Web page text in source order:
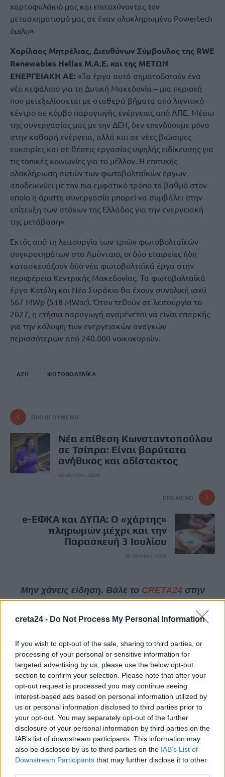
creta24 - Do Not Process My Personal Information
If you wish to opt-out of the sale, sharing to third parties, or
processing of your personal or sensitive information for
targeted advertising by us, please use the below opt-out
section to confirm your selection. Please note that after your
opt-out request is processed you may continue seeing
interest-based ads based on personal information utilized by
us or personal information disclosed to third parties prior to
your opt-out. You may separately opt-out of the further
disclosure of your personal information by third parties on the
IAB’s list of downstream participants. This information may
also be disclosed by us to third parties on the IAB’s List of
Downstream Participants that may further disclose it to other
χαρτοφυλάκιό μας και επιταχύνοντας τον
μετασχηματισμό μας σε έναν ολοκληρωμένο Powertech
όμιλο».
Χαρίλαος Μητρέλιας, Διευθύνων Σύμβουλος της RWE
Renewables Hellas Μ.Α.Ε. και της ΜΕΤΩΝ
ΕΝΕΡΓΕΙΑΚΗ ΑΕ: «Τα έργα αυτά σηματοδοτούν ένα
νέο κεφάλαιο για τη Δυτική Μακεδονία – μια περιοχή
που μετεξελίσσεται με σταθερά βήματα από λιγνιτικό
κέντρο σε κόμβο παραγωγής ενέργειας από ΑΠΕ. Μέσω
της συνεργασίας μας με την ΔΕΗ, δεν επενδύουμε μόνο
στην καθαρή ενέργεια, αλλά και σε νέες βιώσιμες
ευκαιρίες και σε θέσεις εργασίας υψηλής ειδίκευσης για
τις τοπικές κοινωνίες για το μέλλον. Η επιτυχής
ολοκλήρωση αυτών των φωτοβολταϊκών έργων
αποδεικνύει με τον πιο εμφατικό τρόπο το βαθμό στον
οποίο η άριστη συνεργασία μπορεί να συμβάλει στην
επίτευξη των στόχων της Ελλάδας για την ενεργειακή
της μετάβαση».
Εκτός από τη λειτουργία των τριών φωτοβολταϊκών
συγκροτημάτων στο Αμύνταιο, οι δύο εταιρείες ήδη
κατασκευάζουν δύο νέα φωτοβολταϊκά έργα στην
περιφέρεια Κεντρικής Μακεδονίας. Τα φωτοβολταϊκά
έργα Κοτύλη και Νέο Συράκιο θα έχουν συνολική ισχύ
567 MWp (518 MWac). Όταν τεθούν σε λειτουργία το
2027, η ετήσια παραγωγή αναμένεται να είναι επαρκής
για την κάλυψη των ενεργειακών αναγκών
περισσότερων από 240.000 νοικοκυριών.
ΔΕΗ ΦΩΤΟΒΟΛΤΑΪΚΑ
ΠΡΟΗΓΟΎΜΕΝΟ
Νέα επίθεση Κωνσταντοπούλου
σε Τσίπρα: Είναι βαρύτατα
ανήθικος και αδίστακτος
29 Ιουνίου, 2026
ΕΠΌΜΕΝΟ
e-ΕΦΚΑ και ΔΥΠΑ: Ο «χάρτης»
πληρωμών μέχρι και την
Παρασκευή 3 Iουλίου
29 Ιουνίου, 2026
Μην χάνεις είδηση. Βάλε το CRETA24στην
Google
ΠΡΟΣΘΕΣΕ ΤΟCRETA24 ΣΤΗΝ GOOGLE
ΡΟΗ ΕΙΔΗΣΕΩΝ
Δήμος Μινώα Πεδιάδας: 285 ζώα έλαβαν κτηνιατρική
φροντίδα
10 Αυγούστου, 2026
Πέθανε ο συγγραφέας και στοχαστής Στέλιος Ράμφος
10 Αυγούστου, 2026